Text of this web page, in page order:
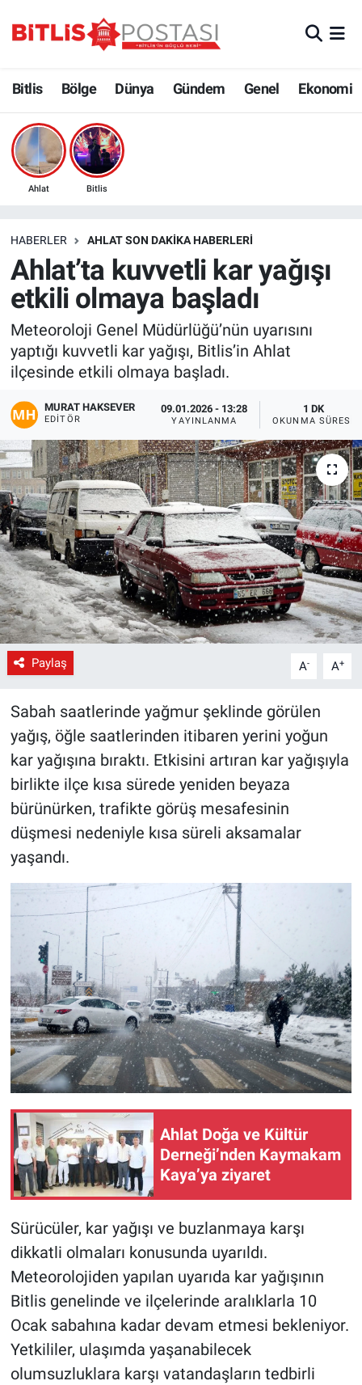
Bitlis Bölge Dünya Gündem Genel Ekonomi
Ahlat Bitlis
HABERLER AHLAT SON DAKIKA HABERLERI
Ahlat’ta kuvvetli kar yağışı
etkili olmaya başladı
Meteoroloji Genel Müdürlüğü’nün uyarısını
yaptığı kuvvetli kar yağışı, Bitlis’in Ahlat
ilçesinde etkili olmaya başladı.
MURAT HAKSEVER
EDITÖR
09.01.2026 - 13:28
YAYINLANMA
1 DK
OKUNMA SÜRESI
Paylaş A- A+
Sabah saatlerinde yağmur şeklinde görülen
yağış, öğle saatlerinden itibaren yerini yoğun
kar yağışına bıraktı. Etkisini artıran kar yağışıyla
birlikte ilçe kısa sürede yeniden beyaza
bürünürken, trafikte görüş mesafesinin
düşmesi nedeniyle kısa süreli aksamalar
yaşandı.
Ahlat Doğa ve Kültür
Derneği’nden Kaymakam
Kaya’ya ziyaret
Sürücüler, kar yağışı ve buzlanmaya karşı
dikkatli olmaları konusunda uyarıldı.
Meteorolojiden yapılan uyarıda kar yağışının
Bitlis genelinde ve ilçelerinde aralıklarla 10
Ocak sabahına kadar devam etmesi bekleniyor.
Yetkililer, ulaşımda yaşanabilecek
olumsuzluklara karşı vatandaşların tedbirli
Bölge
Çevre
Eğitim
Ekonomi
Genel
Magazin
Politika
Resmi İlanlar
Sağlık
Siyaset
Spor
Yerel
Bitlis Trafik Yoğunluk Haritası
Süper Lig Puan Durumu ve Fikstür
Son Dakika Haberleri
Haber Arşivi